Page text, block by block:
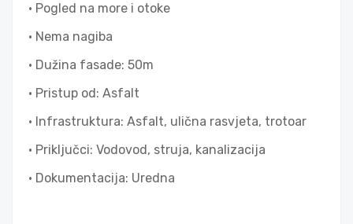
• Pogled na more i otoke
• Nema nagiba
• Dužina fasade: 50m
• Pristup od: Asfalt
• Infrastruktura: Asfalt, ulična rasvjeta, trotoar
• Priključci: Vodovod, struja, kanalizacija
• Dokumentacija: Uredna